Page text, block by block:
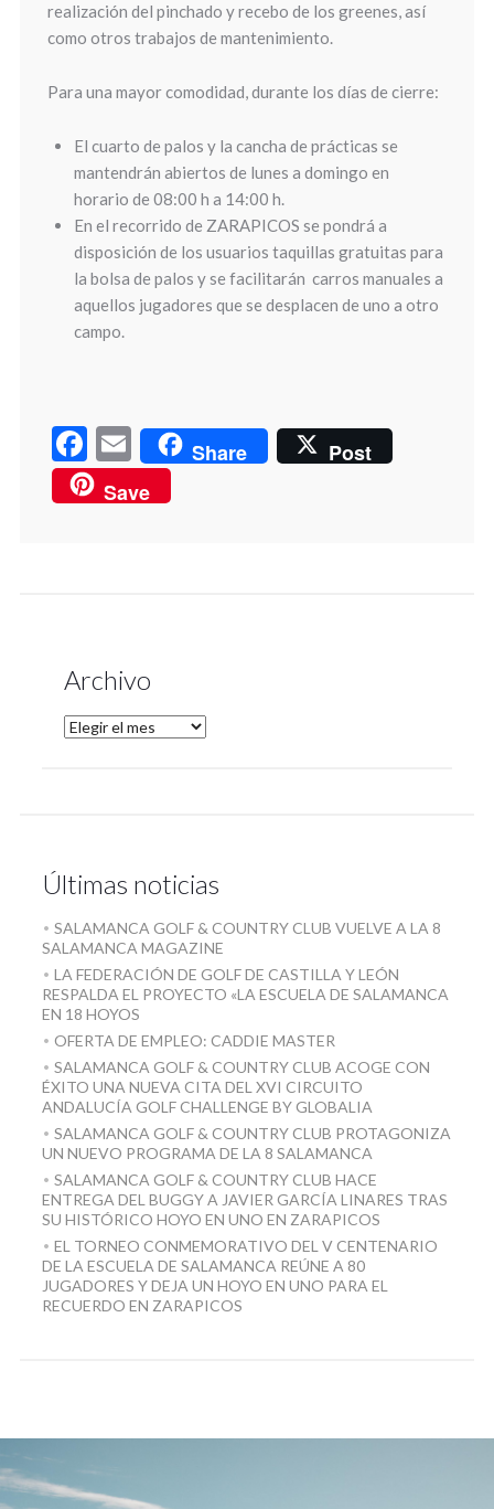
realización del pinchado y recebo de los greenes, así
como otros trabajos de mantenimiento.
Para una mayor comodidad, durante los días de cierre:
El cuarto de palos y la cancha de prácticas se
mantendrán abiertos de lunes a domingo en
horario de 08:00 h a 14:00 h.
En el recorrido de ZARAPICOS se pondrá a
disposición de los usuarios taquillas gratuitas para
la bolsa de palos y se facilitarán carros manuales a
aquellos jugadores que se desplacen de uno a otro
campo.
Facebook
EmailShare
Post
Save
Archivo
Últimas noticias
SALAMANCA GOLF & COUNTRY CLUB VUELVE A LA 8
SALAMANCA MAGAZINE
LA FEDERACIÓN DE GOLF DE CASTILLA Y LEÓN
RESPALDA EL PROYECTO «LA ESCUELA DE SALAMANCA
EN 18 HOYOS
OFERTA DE EMPLEO: CADDIE MASTER
SALAMANCA GOLF & COUNTRY CLUB ACOGE CON
ÉXITO UNA NUEVA CITA DEL XVI CIRCUITO
ANDALUCÍA GOLF CHALLENGE BY GLOBALIA
SALAMANCA GOLF & COUNTRY CLUB PROTAGONIZA
UN NUEVO PROGRAMA DE LA 8 SALAMANCA
SALAMANCA GOLF & COUNTRY CLUB HACE
ENTREGA DEL BUGGY A JAVIER GARCÍA LINARES TRAS
SU HISTÓRICO HOYO EN UNO EN ZARAPICOS
EL TORNEO CONMEMORATIVO DEL V CENTENARIO
DE LA ESCUELA DE SALAMANCA REÚNE A 80
JUGADORES Y DEJA UN HOYO EN UNO PARA EL
RECUERDO EN ZARAPICOS